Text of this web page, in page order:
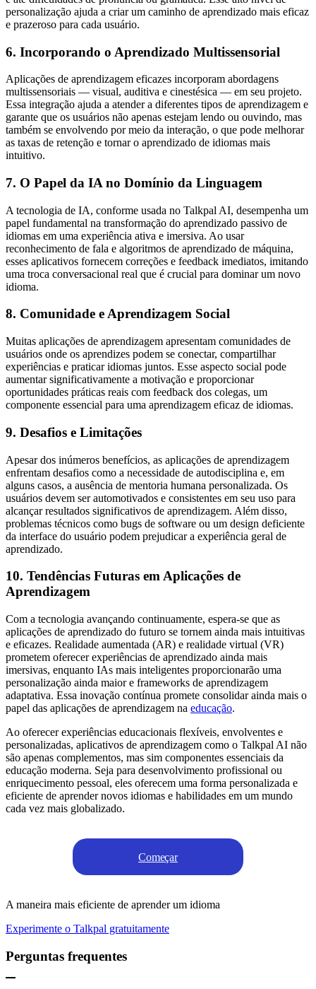
personalização ajuda a criar um caminho de aprendizado mais eficaz
e prazeroso para cada usuário.
6. Incorporando o Aprendizado Multissensorial
Aplicações de aprendizagem eficazes incorporam abordagens
multissensoriais — visual, auditiva e cinestésica — em seu projeto.
Essa integração ajuda a atender a diferentes tipos de aprendizagem e
garante que os usuários não apenas estejam lendo ou ouvindo, mas
também se envolvendo por meio da interação, o que pode melhorar
as taxas de retenção e tornar o aprendizado de idiomas mais
intuitivo.
7. O Papel da IA no Domínio da Linguagem
A tecnologia de IA, conforme usada no Talkpal AI, desempenha um
papel fundamental na transformação do aprendizado passivo de
idiomas em uma experiência ativa e imersiva. Ao usar
reconhecimento de fala e algoritmos de aprendizado de máquina,
esses aplicativos fornecem correções e feedback imediatos, imitando
uma troca conversacional real que é crucial para dominar um novo
idioma.
8. Comunidade e Aprendizagem Social
Muitas aplicações de aprendizagem apresentam comunidades de
usuários onde os aprendizes podem se conectar, compartilhar
experiências e praticar idiomas juntos. Esse aspecto social pode
aumentar significativamente a motivação e proporcionar
oportunidades práticas reais com feedback dos colegas, um
componente essencial para uma aprendizagem eficaz de idiomas.
9. Desafios e Limitações
Apesar dos inúmeros benefícios, as aplicações de aprendizagem
enfrentam desafios como a necessidade de autodisciplina e, em
alguns casos, a ausência de mentoria humana personalizada. Os
usuários devem ser automotivados e consistentes em seu uso para
alcançar resultados significativos de aprendizagem. Além disso,
problemas técnicos como bugs de software ou um design deficiente
da interface do usuário podem prejudicar a experiência geral de
aprendizado.
10. Tendências Futuras em Aplicações de
Aprendizagem
Com a tecnologia avançando continuamente, espera-se que as
aplicações de aprendizado do futuro se tornem ainda mais intuitivas
e eficazes. Realidade aumentada (AR) e realidade virtual (VR)
prometem oferecer experiências de aprendizado ainda mais
imersivas, enquanto IAs mais inteligentes proporcionarão uma
personalização ainda maior e frameworks de aprendizagem
adaptativa. Essa inovação contínua promete consolidar ainda mais o
papel das aplicações de aprendizagem na educação.
Ao oferecer experiências educacionais flexíveis, envolventes e
personalizadas, aplicativos de aprendizagem como o Talkpal AI não
são apenas complementos, mas sim componentes essenciais da
educação moderna. Seja para desenvolvimento profissional ou
enriquecimento pessoal, eles oferecem uma forma personalizada e
eficiente de aprender novos idiomas e habilidades em um mundo
cada vez mais globalizado.
Começar
A maneira mais eficiente de aprender um idioma
Experimente o Talkpal gratuitamente
Perguntas frequentes